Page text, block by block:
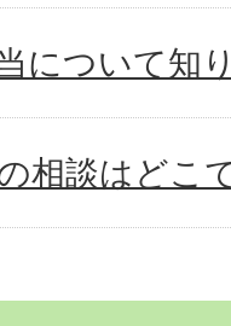
について知
相談はどこ